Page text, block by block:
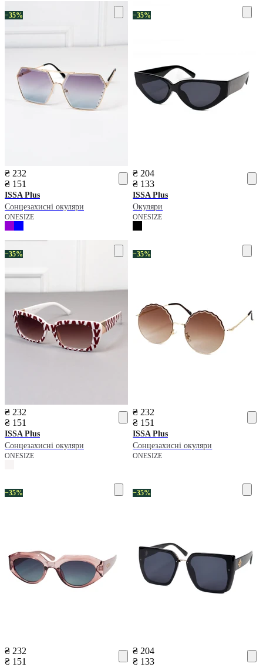
−35%
₴ 232
₴ 151
ISSA Plus
Сонцезахисні окуляри
ONESIZE
−35%
₴ 204
₴ 133
ISSA Plus
Окуляри
ONESIZE
−35%
₴ 232
₴ 151
ISSA Plus
Сонцезахисні окуляри
ONESIZE
−35%
₴ 232
₴ 151
ISSA Plus
Сонцезахисні окуляри
ONESIZE
−35%
₴ 232
₴ 151
−35%
₴ 204
₴ 133